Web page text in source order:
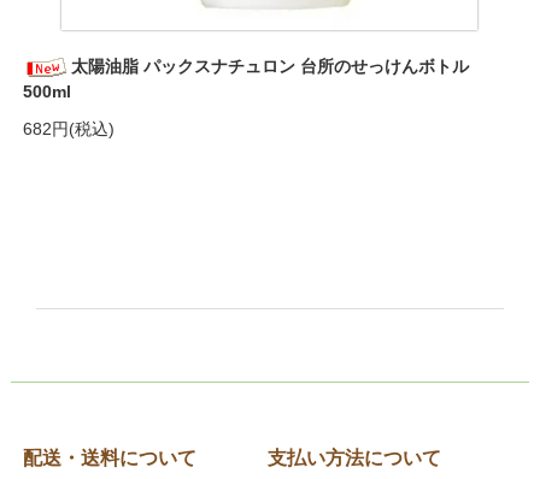
太陽油脂 パックスナチュロン 台所のせっけんボトル
500ml
682円(税込)
配送・送料について 支払い方法について